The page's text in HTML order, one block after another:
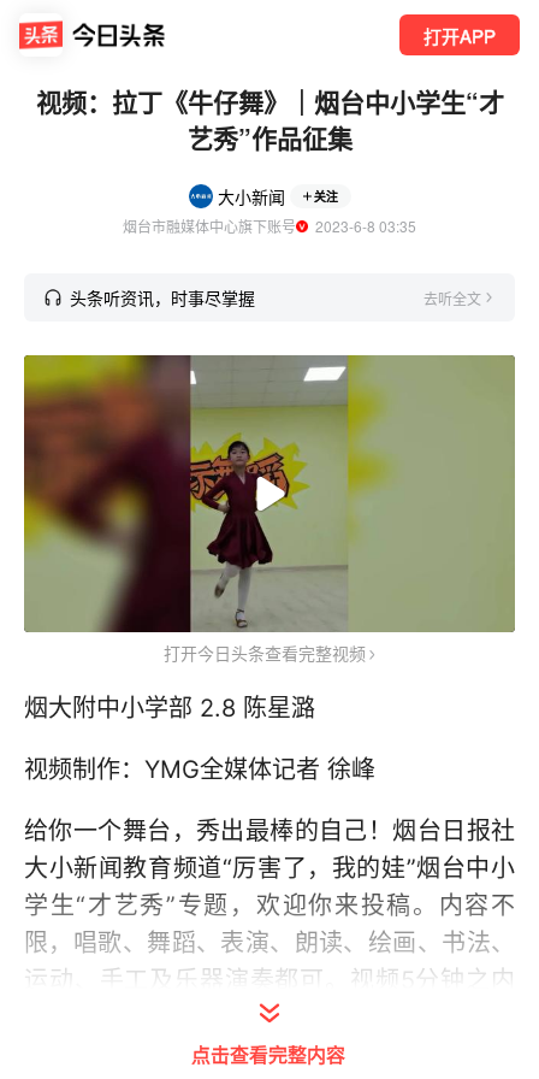
打开APP
视频：拉丁《牛仔舞》｜烟台中小学生“才
艺秀”作品征集
大小新闻 关注
烟台市融媒体中心旗下账号
  2023-6-8 03:35
头条听资讯，时事尽掌握 去听全文
打开今日头条查看完整视频
烟大附中小学部 2.8 陈星潞
视频制作：YMG全媒体记者 徐峰
给你一个舞台，秀出最棒的自己！烟台日报社
大小新闻教育频道“厉害了，我的娃”烟台中小
学生“才艺秀”专题，欢迎你来投稿。内容不
限，唱歌、舞蹈、表演、朗读、绘画、书法、
运动、手工及乐器演奏都可。视频5分钟之内
为最佳，不需做任何处理，尤其不能从网上随
意下载图片或小视频剪辑其中。图片单幅或组
点击查看完整内容